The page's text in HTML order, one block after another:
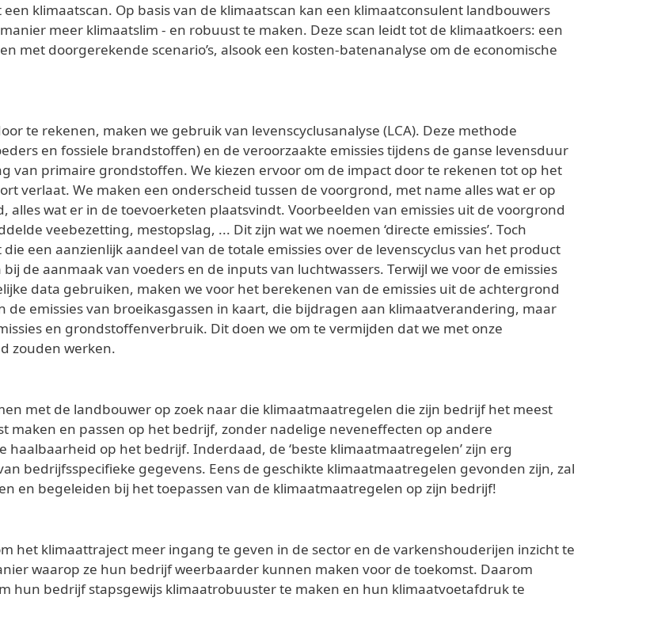
klimaatscan. Op basis van de klimaatscan kan een klimaatconsulent landbouwers
meer klimaatslim - en robuust te maken. Deze scan leidt tot de klimaatkoers: een
met doorgerekende scenario’s, alsook een kosten-batenanalyse om de economische
te rekenen, maken we gebruik van levenscyclusanalyse (LCA). Deze methode
en fossiele brandstoffen) en de veroorzaakte emissies tijdens de ganse levensduur
van primaire grondstoffen. We kiezen ervoor om de impact door te rekenen tot op het
verlaat. We maken een onderscheid tussen de voorgrond, met name alles wat er op
wat er in de toevoerketen plaatsvindt. Voorbeelden van emissies uit de voorgrond
veebezetting, mestopslag, ... Dit zijn wat we noemen ‘directe emissies’. Toch
een aanzienlijk aandeel van de totale emissies over de levenscyclus van het product
de aanmaak van voeders en de inputs van luchtwassers. Terwijl we voor de emissies
data gebruiken, maken we voor het berekenen van de emissies uit de achtergrond
emissies van broeikasgassen in kaart, die bijdragen aan klimaatverandering, maar
en grondstoffenverbruik. Dit doen we om te vermijden dat we met onze
zouden werken.
met de landbouwer op zoek naar die klimaatmaatregelen die zijn bedrijf het meest
en passen op het bedrijf, zonder nadelige neveneffecten op andere
op het bedrijf. Inderdaad, de ‘beste klimaatmaatregelen’ zijn erg
bedrijfsspecifieke gegevens. Eens de geschikte klimaatmaatregelen gevonden zijn, zal
en begeleiden bij het toepassen van de klimaatmaatregelen op zijn bedrijf!
het klimaattraject meer ingang te geven in de sector en de varkenshouderijen inzicht te
waarop ze hun bedrijf weerbaarder kunnen maken voor de toekomst. Daarom
hun bedrijf stapsgewijs klimaatrobuuster te maken en hun klimaatvoetafdruk te